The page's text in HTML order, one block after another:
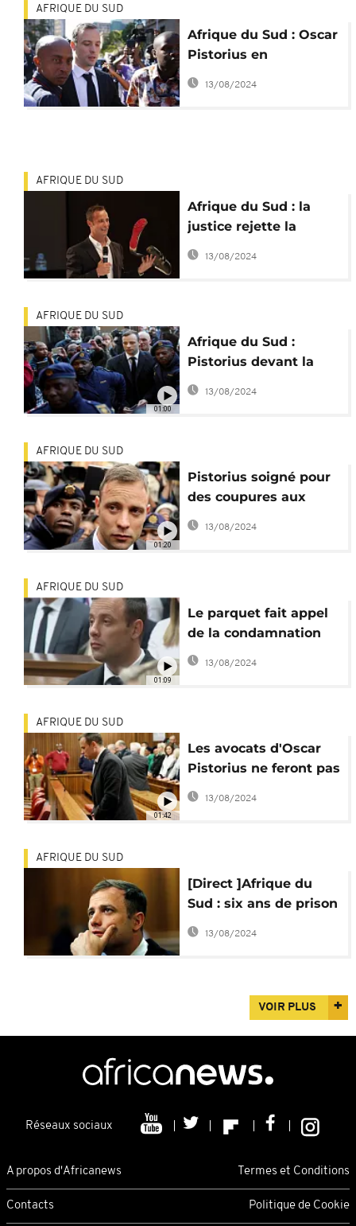
AFRIQUE DU SUD
Afrique du Sud : Oscar
Pistorius en
observation à l'hôpital
13/08/2024
AFRIQUE DU SUD
Afrique du Sud : la
justice rejette la
demande d'appel du
parquet pour la peine
13/08/2024
01:00
AFRIQUE DU SUD
Afrique du Sud :
Pistorius devant la
Haute cour de Pretoria
13/08/2024
01:20
AFRIQUE DU SUD
Pistorius soigné pour
des coupures aux
poignets qui font
13/08/2024
01:09
AFRIQUE DU SUD
Le parquet fait appel
de la condamnation
de Pistorius
13/08/2024
01:42
AFRIQUE DU SUD
Les avocats d'Oscar
Pistorius ne feront pas
appel de sa
condamnation
13/08/2024
AFRIQUE DU SUD
[Direct ]Afrique du
Sud : six ans de prison
pour Oscar Pistorius
13/08/2024
VOIR PLUS
Réseaux sociaux
A propos d'Africanews Termes et Conditions
Contacts Politique de Cookie